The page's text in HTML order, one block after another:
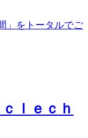
」をトータルでご
ｌｅｃｈ